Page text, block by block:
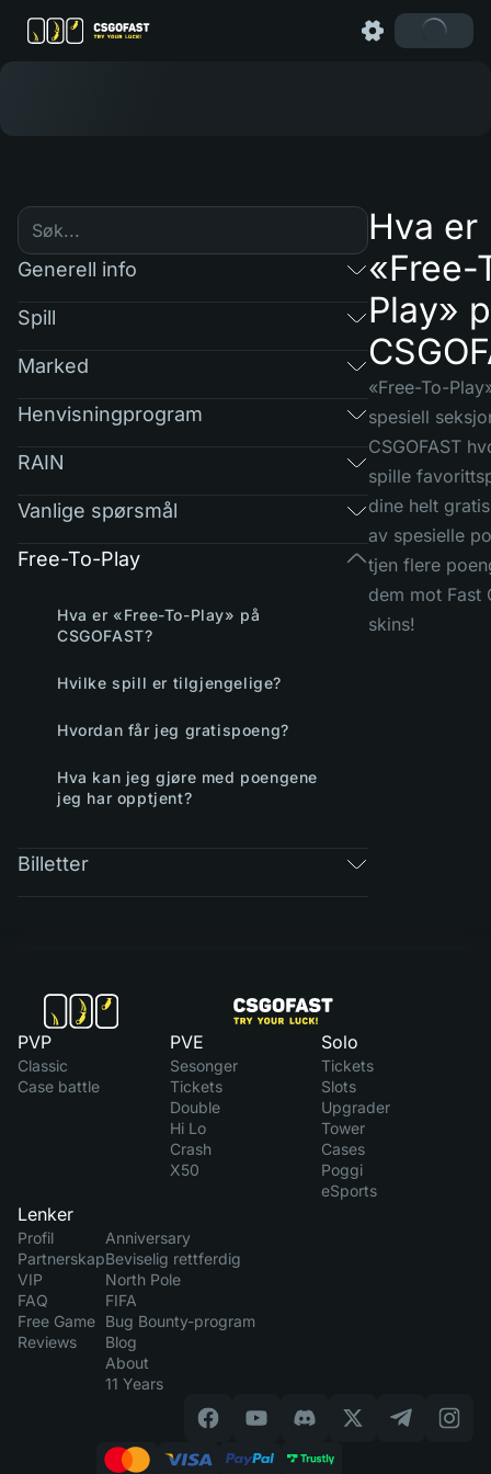
Generell info
Spill
Marked
Henvisningprogram
RAIN
Vanlige spørsmål
Free-To-Play
Hva er «Free-To-Play» på
CSGOFAST?
Hvilke spill er tilgjengelige?
Hvordan får jeg gratispoeng?
Hva kan jeg gjøre med poengene
jeg har opptjent?
Billetter
Hva er
«Free-
Play»
«Free-To-
spesiell
CSGOFAST
spille
dine helt
av spesielle
tjen flere
dem mot Fast
skins!
PVP
Classic
Case battle
PVE
Sesonger
Tickets
Double
Hi Lo
Crash
X50
Solo
Tickets
Slots
Upgrader
Tower
Cases
Poggi
eSports
Lenker
Profil
Partnerskap
VIP
FAQ
Free Game
Reviews
Anniversary
Beviselig rettferdig
North Pole
FIFA
Bug Bounty-program
Blog
About
11 Years